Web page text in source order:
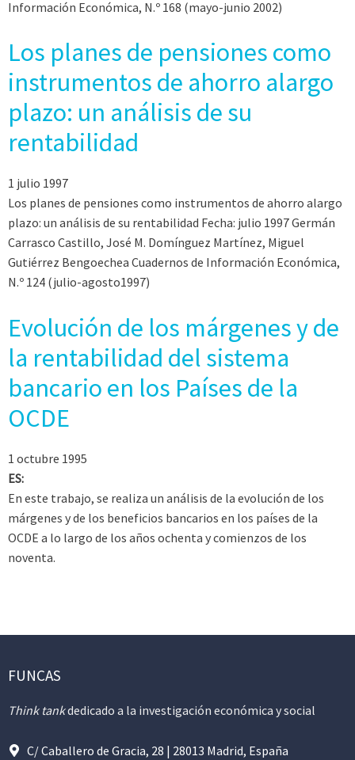
Información Económica, N.º 168 (mayo-junio 2002)
Los planes de pensiones como
instrumentos de ahorro alargo
plazo: un análisis de su
rentabilidad
1 julio 1997
Los planes de pensiones como instrumentos de ahorro alargo
plazo: un análisis de su rentabilidad Fecha: julio 1997 Germán
Carrasco Castillo, José M. Domínguez Martínez, Miguel
Gutiérrez Bengoechea Cuadernos de Información Económica,
N.º 124 (julio-agosto1997)
Evolución de los márgenes y de
la rentabilidad del sistema
bancario en los Países de la
OCDE
1 octubre 1995
ES:
En este trabajo, se realiza un análisis de la evolución de los
márgenes y de los beneficios bancarios en los países de la
OCDE a lo largo de los años ochenta y comienzos de los
noventa.
FUNCAS
Think tankdedicado a la investigación económica y social
C/ Caballero de Gracia, 28 | 28013 Madrid, España